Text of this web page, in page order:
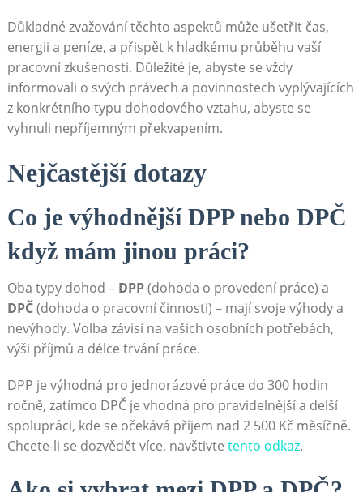
Důkladné zvažování těchto aspektů může ušetřit čas,
energii a peníze, a přispět k hladkému průběhu vaší
pracovní zkušenosti. Důležité je, abyste se vždy
informovali o svých právech a povinnostech vyplývajících
z konkrétního typu dohodového vztahu, abyste se
vyhnuli nepříjemným překvapením.
Nejčastější dotazy
Co je výhodnější DPP nebo DPČ
když mám jinou práci?
Oba typy dohod – DPP(dohoda o provedení práce) a
DPČ(dohoda o pracovní činnosti) – mají svoje výhody a
nevýhody. Volba závisí na vašich osobních potřebách,
výši příjmů a délce trvání práce.
DPP je výhodná pro jednorázové práce do 300 hodin
ročně, zatímco DPČ je vhodná pro pravidelnější a delší
spolupráci, kde se očekává příjem nad 2 500 Kč měsíčně.
Chcete-li se dozvědět více, navštivte tento odkaz.